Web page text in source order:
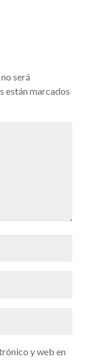
será
están marcados
y web en